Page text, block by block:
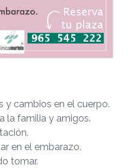
y cambios en el cuerpo.
la familia y amigos.
en el embarazo.
tomar.